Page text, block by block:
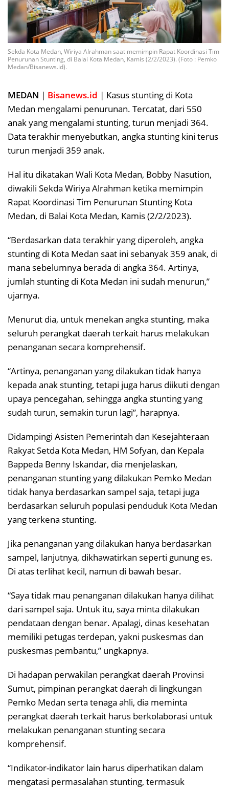
Sekda Kota Medan, Wiriya Alrahman saat memimpin Rapat Koordinasi Tim
Penurunan Stunting, di Balai Kota Medan, Kamis (2/2/2023). (Foto : Pemko
Medan/Bisanews.id).
MEDAN | Bisanews.id | Kasus stunting di Kota
Medan mengalami penurunan. Tercatat, dari 550
anak yang mengalami stunting, turun menjadi 364.
Data terakhir menyebutkan, angka stunting kini terus
turun menjadi 359 anak.
Hal itu dikatakan Wali Kota Medan, Bobby Nasution,
diwakili Sekda Wiriya Alrahman ketika memimpin
Rapat Koordinasi Tim Penurunan Stunting Kota
Medan, di Balai Kota Medan, Kamis (2/2/2023).
“Berdasarkan data terakhir yang diperoleh, angka
stunting di Kota Medan saat ini sebanyak 359 anak, di
mana sebelumnya berada di angka 364. Artinya,
jumlah stunting di Kota Medan ini sudah menurun,”
ujarnya.
Menurut dia, untuk menekan angka stunting, maka
seluruh perangkat daerah terkait harus melakukan
penanganan secara komprehensif.
“Artinya, penanganan yang dilakukan tidak hanya
kepada anak stunting, tetapi juga harus diikuti dengan
upaya pencegahan, sehingga angka stunting yang
sudah turun, semakin turun lagi”, harapnya.
Didampingi Asisten Pemerintah dan Kesejahteraan
Rakyat Setda Kota Medan, HM Sofyan, dan Kepala
Bappeda Benny Iskandar, dia menjelaskan,
penanganan stunting yang dilakukan Pemko Medan
tidak hanya berdasarkan sampel saja, tetapi juga
berdasarkan seluruh populasi penduduk Kota Medan
yang terkena stunting.
Jika penanganan yang dilakukan hanya berdasarkan
sampel, lanjutnya, dikhawatirkan seperti gunung es.
Di atas terlihat kecil, namun di bawah besar.
“Saya tidak mau penanganan dilakukan hanya dilihat
dari sampel saja. Untuk itu, saya minta dilakukan
pendataan dengan benar. Apalagi, dinas kesehatan
memiliki petugas terdepan, yakni puskesmas dan
puskesmas pembantu,” ungkapnya.
Di hadapan perwakilan perangkat daerah Provinsi
Sumut, pimpinan perangkat daerah di lingkungan
Pemko Medan serta tenaga ahli, dia meminta
perangkat daerah terkait harus berkolaborasi untuk
melakukan penanganan stunting secara
komprehensif.
“Indikator-indikator lain harus diperhatikan dalam
mengatasi permasalahan stunting, termasuk